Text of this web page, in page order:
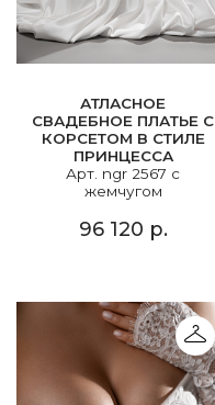
АТЛАСНОЕ
СВАДЕБНОЕ ПЛАТЬЕ С
КОРСЕТОМ В СТИЛЕ
ПРИНЦЕССА
Арт. ngr 2567 с
жемчугом
96 120 р.